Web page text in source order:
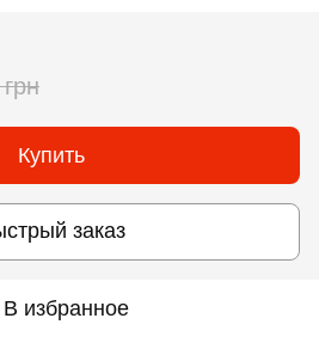
Купить
заказ
В избранное